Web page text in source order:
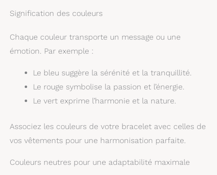
Signification des couleurs
Chaque couleur transporte un message ou une
émotion. Par exemple :
Le bleu suggère la sérénité et la tranquillité.
Le rouge symbolise la passion et l’énergie.
Le vert exprime l’harmonie et la nature.
Associez les couleurs de votre bracelet avec celles de
vos vêtements pour une harmonisation parfaite.
Couleurs neutres pour une adaptabilité maximale